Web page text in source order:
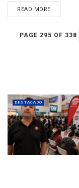
READ MOREDETAILS
PAGE 295 OF 338
DESTACADO